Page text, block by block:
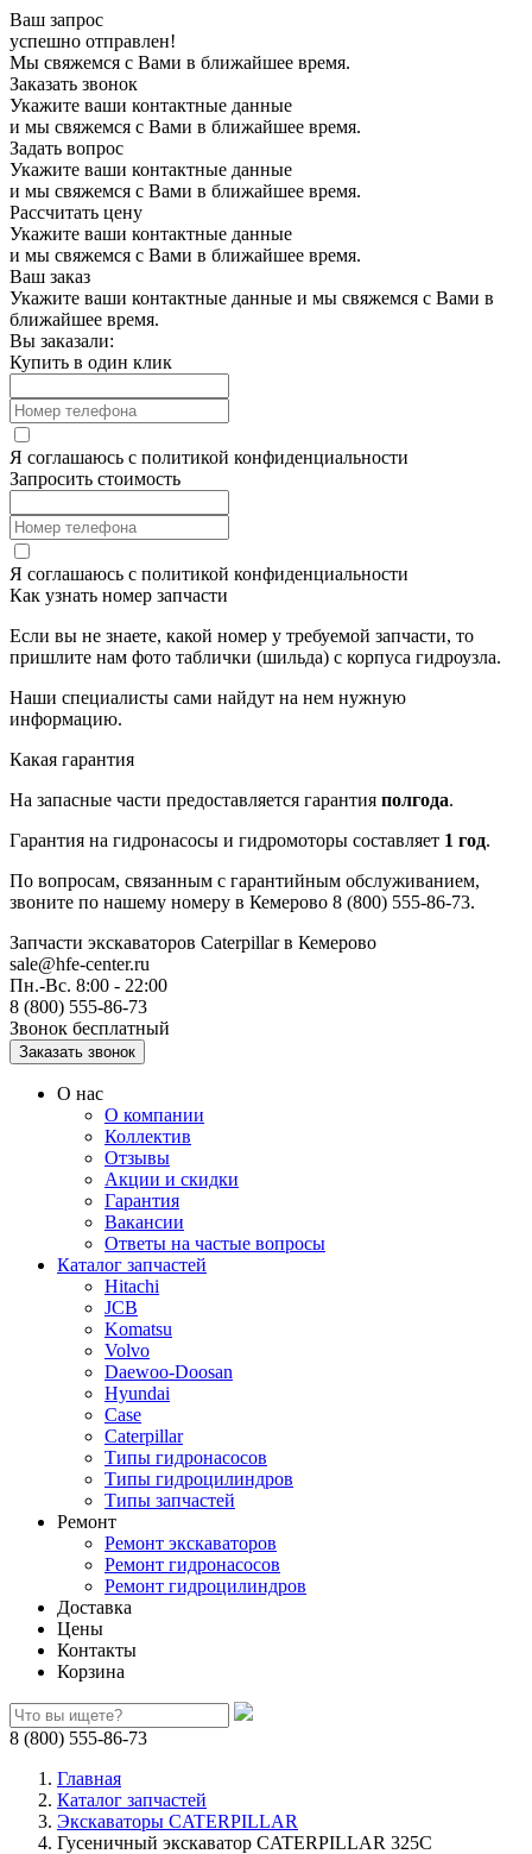
Ваш запрос
успешно отправлен!
Мы свяжемся с Вами в ближайшее время.
Заказать звонок
Укажите ваши контактные данные
и мы свяжемся с Вами в ближайшее время.
Задать вопрос
Укажите ваши контактные данные
и мы свяжемся с Вами в ближайшее время.
Рассчитать цену
Укажите ваши контактные данные
и мы свяжемся с Вами в ближайшее время.
Ваш заказ
Укажите ваши контактные данные и мы свяжемся с Вами в
ближайшее время.
Вы заказали:
Купить в один клик
Я соглашаюсь с политикой конфиденциальности
Запросить стоимость
Я соглашаюсь с политикой конфиденциальности
Как узнать номер запчасти
Если вы не знаете, какой номер у требуемой запчасти, то
пришлите нам фото таблички (шильда) с корпуса гидроузла.
Наши специалисты сами найдут на нем нужную
информацию.
Какая гарантия
На запасные части предоставляется гарантия полгода.
Гарантия на гидронасосы и гидромоторы составляет 1 год.
По вопросам, связанным с гарантийным обслуживанием,
звоните по нашему номеру в Кемерово 8 (800) 555-86-73.
Запчасти экскаваторов Caterpillarв Кемерово
sale@hfe-center.ru
Пн.-Вс. 8:00 - 22:00
8 (800) 555-86-73
Звонок бесплатный
О нас
О компании
Коллектив
Отзывы
Акции и скидки
Гарантия
Вакансии
Ответы на частые вопросы
Каталог запчастей
Hitachi
JCB
Komatsu
Volvo
Daewoo-Doosan
Hyundai
Case
Caterpillar
Типы гидронасосов
Типы гидроцилиндров
Типы запчастей
Ремонт
Ремонт экскаваторов
Ремонт гидронасосов
Ремонт гидроцилиндров
Доставка
Цены
Контакты
Корзина
8 (800) 555-86-73
Главная
Каталог запчастей
Экскаваторы CATERPILLAR
Гусеничный экскаватор CATERPILLAR 325C